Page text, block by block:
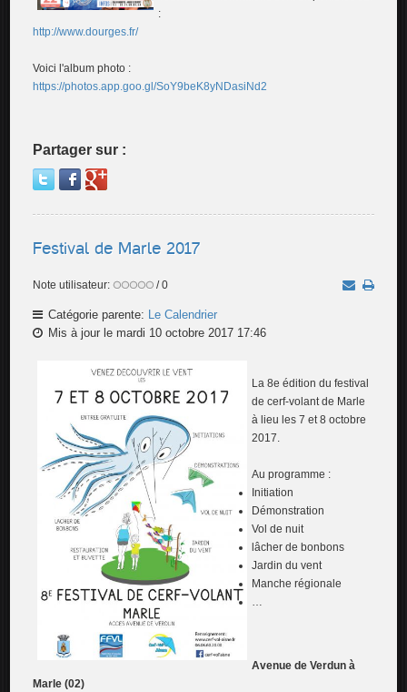
:
http://www.dourges.fr/
Voici l'album photo :
https://photos.app.goo.gl/SoY9beK8yNDasiNd2
Partager sur :
Festival de Marle 2017
Note utilisateur: / 0
Catégorie parente: Le Calendrier
Mis à jour le mardi 10 octobre 2017 17:46
La 8e édition du festival
de cerf-volant de Marle
à lieu les 7 et 8 octobre
2017.
Au programme :
Initiation
Démonstration
Vol de nuit
lâcher de bonbons
Jardin du vent
Manche régionale
…
Avenue de Verdun à
Marle (02)